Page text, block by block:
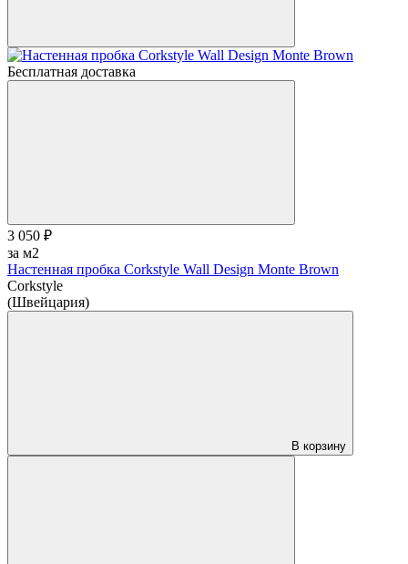
Бесплатная доставка
3 050 ₽
за м2
Настенная пробка Corkstyle Wall Design Monte Brown
Corkstyle
(Швейцария)
В корзину